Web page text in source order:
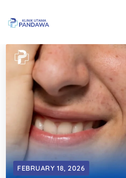
FEBRUARY 18, 2026